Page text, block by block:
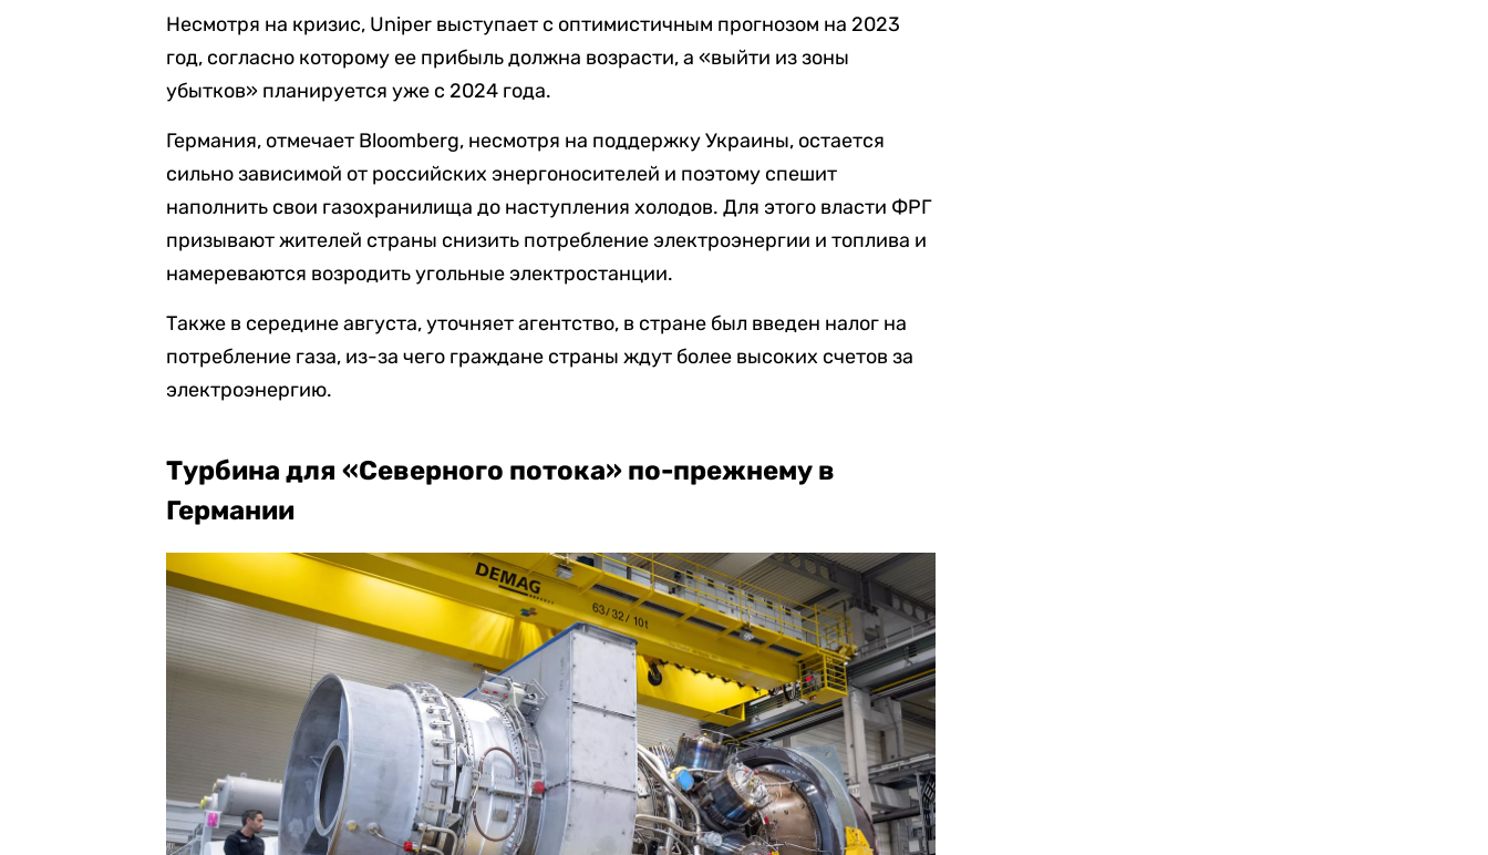
Несмотря на кризис, Uniper выступает с оптимистичным прогнозом на 2023
год, согласно которому ее прибыль должна возрасти, а «выйти из зоны
убытков» планируется уже с 2024 года.
Германия, отмечает Bloomberg, несмотря на поддержку Украины, остается
сильно зависимой от российских энергоносителей и поэтому спешит
наполнить свои газохранилища до наступления холодов. Для этого власти ФРГ
призывают жителей страны снизить потребление электроэнергии и топлива и
намереваются возродить угольные электростанции.
Также в середине августа, уточняет агентство, в стране был введен налог на
потребление газа, из-за чего граждане страны ждут более высоких счетов за
электроэнергию.
Турбина для «Северного потока» по-прежнему в
Германии